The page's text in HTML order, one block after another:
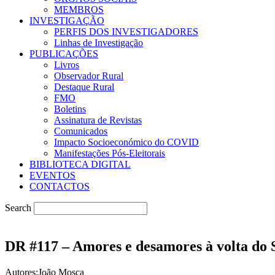
MEMBROS
INVESTIGAÇÃO
PERFIS DOS INVESTIGADORES
Linhas de Investigação
PUBLICAÇÕES
Livros
Observador Rural
Destaque Rural
FMO
Boletins
Assinatura de Revistas
Comunicados
Impacto Socioeconómico do COVID
Manifestações Pós-Eleitorais
BIBLIOTECA DIGITAL
EVENTOS
CONTACTOS
Search
DR #117 – Amores e desamores à volta do
Autores:João Mosca